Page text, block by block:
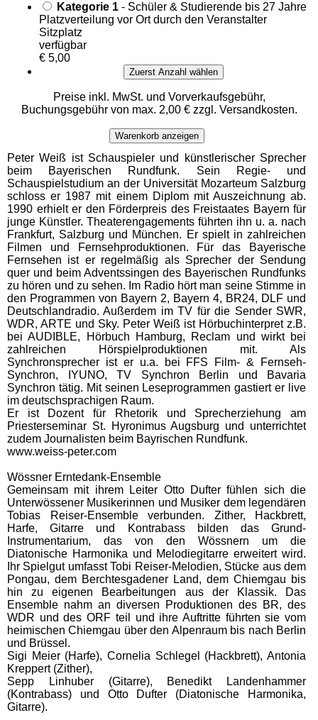
Kategorie 1 - Schüler & Studierende bis 27 Jahre
Platzverteilung vor Ort durch den Veranstalter
Sitzplatz
verfügbar
€ 5,00
Zuerst Anzahl wählen
Preise inkl. MwSt. und Vorverkaufsgebühr,
Buchungsgebühr von max. 2,00 € zzgl. Versandkosten.
Warenkorb anzeigen
Peter Weiß ist Schauspieler und künstlerischer Sprecher
beim Bayerischen Rundfunk. Sein Regie- und
Schauspielstudium an der Universität Mozarteum Salzburg
schloss er 1987 mit einem Diplom mit Auszeichnung ab.
1990 erhielt er den Förderpreis des Freistaates Bayern für
junge Künstler. Theaterengagements führten ihn u. a. nach
Frankfurt, Salzburg und München. Er spielt in zahlreichen
Filmen und Fernsehproduktionen. Für das Bayerische
Fernsehen ist er regelmäßig als Sprecher der Sendung
quer und beim Adventssingen des Bayerischen Rundfunks
zu hören und zu sehen. Im Radio hört man seine Stimme in
den Programmen von Bayern 2, Bayern 4, BR24, DLF und
Deutschlandradio. Außerdem im TV für die Sender SWR,
WDR, ARTE und Sky. Peter Weiß ist Hörbuchinterpret z.B.
bei AUDIBLE, Hörbuch Hamburg, Reclam und wirkt bei
zahlreichen Hörspielproduktionen mit. Als
Synchronsprecher ist er u.a. bei FFS Film- & Fernseh-
Synchron, IYUNO, TV Synchron Berlin und Bavaria
Synchron tätig. Mit seinen Leseprogrammen gastiert er live
im deutschsprachigen Raum.
Er ist Dozent für Rhetorik und Sprecherziehung am
Priesterseminar St. Hyronimus Augsburg und unterrichtet
zudem Journalisten beim Bayrischen Rundfunk.
www.weiss-peter.com
Wössner Erntedank-Ensemble
Gemeinsam mit ihrem Leiter Otto Dufter fühlen sich die
Unterwössener Musikerinnen und Musiker dem legendären
Tobias Reiser-Ensemble verbunden. Zither, Hackbrett,
Harfe, Gitarre und Kontrabass bilden das Grund-
Instrumentarium, das von den Wössnern um die
Diatonische Harmonika und Melodiegitarre erweitert wird.
Ihr Spielgut umfasst Tobi Reiser-Melodien, Stücke aus dem
Pongau, dem Berchtesgadener Land, dem Chiemgau bis
hin zu eigenen Bearbeitungen aus der Klassik. Das
Ensemble nahm an diversen Produktionen des BR, des
WDR und des ORF teil und ihre Auftritte führten sie vom
heimischen Chiemgau über den Alpenraum bis nach Berlin
und Brüssel.
Sigi Meier (Harfe), Cornelia Schlegel (Hackbrett), Antonia
Kreppert (Zither),
Sepp Linhuber (Gitarre), Benedikt Landenhammer
(Kontrabass) und Otto Dufter (Diatonische Harmonika,
Gitarre).